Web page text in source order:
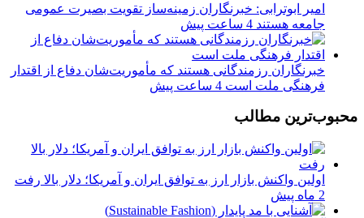
امیر ابوترابی: خبرنگاران زمینه‌ساز تقویت بصیرت عمومی
جامعه هستند 4 ساعت پیش
خبرنگاران رزمندگانی هستند که مأموریت‌شان دفاع از اقتدار
فرهنگی ملت است 4 ساعت پیش
محبوب‌ترین مطالب
اولین واکنش بازار ارز به توافق ایران و آمریکا؛ دلار بالا رفت
2 ماه پیش